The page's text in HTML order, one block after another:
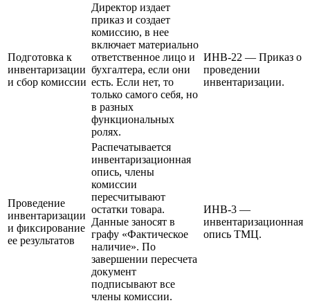
Подготовка к
инвентаризации
и сбор комиссии
Директор издает
приказ и создает
комиссию, в нее
включает материально
ответственное лицо и
бухгалтера, если они
есть. Если нет, то
только самого себя, но
в разных
функциональных
ролях.
ИНВ-22 — Приказ о
проведении
инвентаризации.
Проведение
инвентаризации
и фиксирование
ее результатов
Распечатывается
инвентаризационная
опись, члены
комиссии
пересчитывают
остатки товара.
Данные заносят в
графу «Фактическое
наличие». По
завершении пересчета
документ
подписывают все
члены комиссии.
ИНВ-3 —
инвентаризационная
опись ТМЦ.